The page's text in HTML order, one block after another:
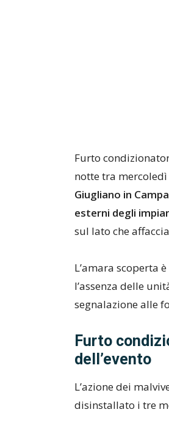
Furto
notte tra mercoledì
Giugliano in
esterni degli
sul lato che
L’amara scoperta
l’assenza delle
segnalazione alle
Furto
dell’evento
L’azione dei
disinstallato i tre